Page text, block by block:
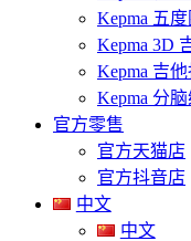
Kepma 五度
Kepma 3D
Kepma 吉
Kepma 分
官方零售
官方天猫店
官方抖音店
中文
中文